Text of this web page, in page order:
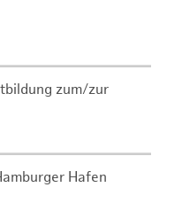
zum/zur
Hafen